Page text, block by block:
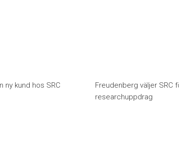
ny kund hos SRC
Freudenberg väljer SRC
researchuppdrag